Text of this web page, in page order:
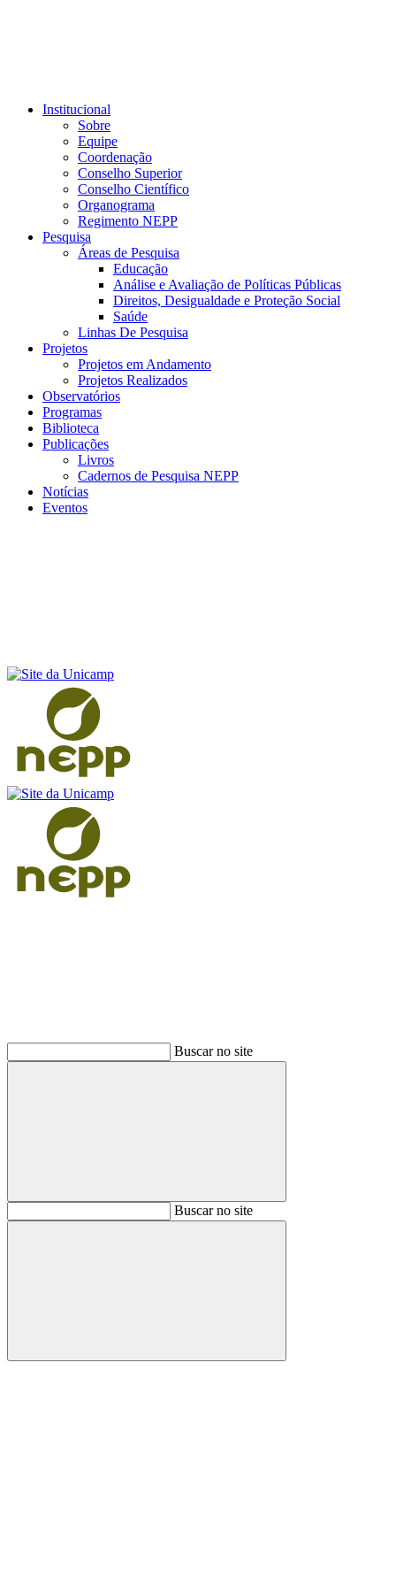
Institucional
Sobre
Equipe
Coordenação
Conselho Superior
Conselho Científico
Organograma
Regimento NEPP
Pesquisa
Áreas de Pesquisa
Educação
Análise e Avaliação de Políticas Públicas
Direitos, Desigualdade e Proteção Social
Saúde
Linhas De Pesquisa
Projetos
Projetos em Andamento
Projetos Realizados
Observatórios
Programas
Biblioteca
Publicações
Livros
Cadernos de Pesquisa NEPP
Notícias
Eventos
Buscar no site
BuscarBuscar no site
Buscar